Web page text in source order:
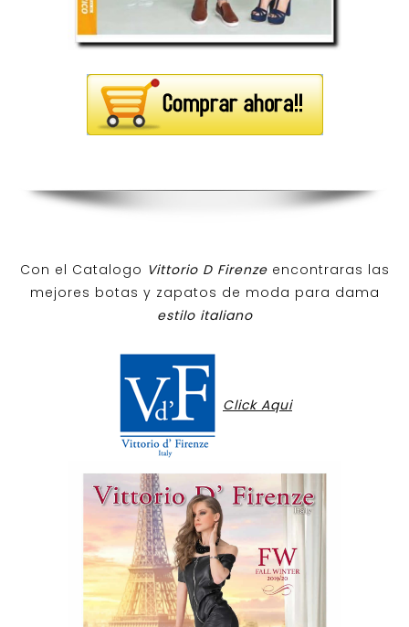
Con el Catalogo Vittorio D Firenzeencontraras las
mejores botas y zapatos de moda para dama
estilo italiano
Click Aqui